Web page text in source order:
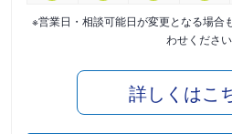
※営業日・相談可能日が変更となる場合
わせください
詳しくはこ